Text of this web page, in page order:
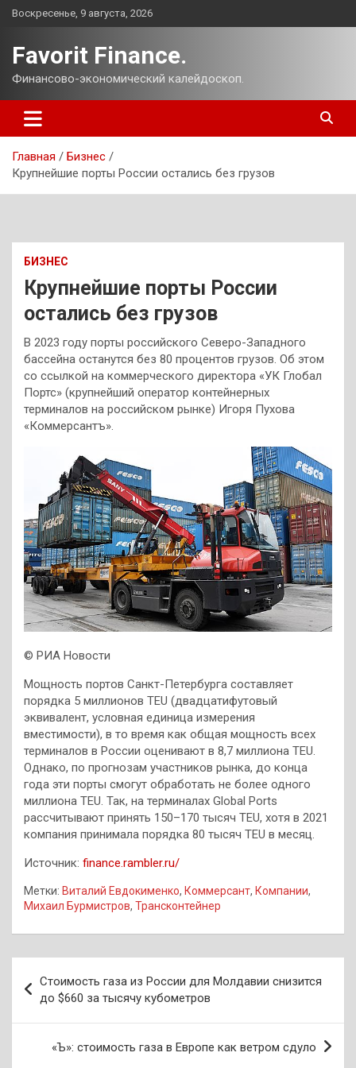
Перейти
Воскресенье, 9 августа, 2026
Favorit Finance.
Финансово-экономический калейдоскоп.
Главная
Бизнес
Крупнейшие порты России остались без грузов
БИЗНЕС
Крупнейшие порты России
остались без грузов
В 2023 году порты российского Северо-Западного
бассейна останутся без 80 процентов грузов. Об этом
со ссылкой на коммерческого директора «УК Глобал
Портс» (крупнейший оператор контейнерных
терминалов на российском рынке) Игоря Пухова
«Коммерсантъ».
© РИА Новости
Мощность портов Санкт-Петербурга составляет
порядка 5 миллионов TEU (двадцатифутовый
эквивалент, условная единица измерения
вместимости), в то время как общая мощность всех
терминалов в России оценивают в 8,7 миллиона TEU.
Однако, по прогнозам участников рынка, до конца
года эти порты смогут обработать не более одного
миллиона TEU. Так, на терминалах Global Ports
рассчитывают принять 150–170 тысяч TEU, хотя в 2021
компания принимала порядка 80 тысяч TEU в месяц.
Источник: finance.rambler.ru/
Метки: Виталий Евдокименко, Коммерсант, Компании,
Михаил Бурмистров, Трансконтейнер
по
записям
Стоимость газа из России для Молдавии снизится
до $660 за тысячу кубометров
«Ъ»: стоимость газа в Европе как ветром сдуло